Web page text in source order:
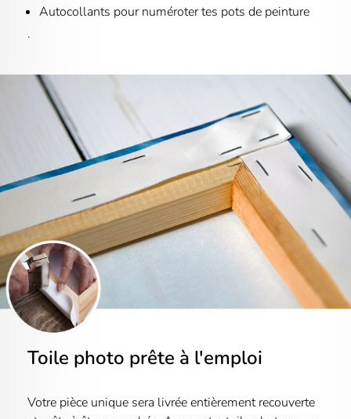
Autocollants pour numéroter tes pots de peinture
.
Toile photo prête à l'emploi
Votre pièce unique sera livrée entièrement recouverte